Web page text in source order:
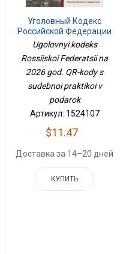
Уголовный Кодекс
Российской Федерации
На 2026 Год. QR-Коды С
Судебной Практикой В
Подарок
Ugolovnyi kodeks
Rossiiskoi Federatsii na
2026 god. QR-kody s
sudebnoi praktikoi v
podarok
Артикул: 1524107
$11.47
Доставка за 14–20 дней
КУПИТЬ